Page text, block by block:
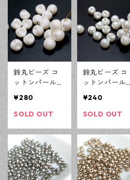
ンドメイド資材
【en工房】
【en工房】
鈴丸ビーズ コ
ットンパール風
脂 アクリルビ
ーズ アクセサ
ンドメイド資材
【en工房】
¥280
SOLD OUT
鈴丸ビーズ コ
ットンパール風
アクリルビーズ
アクセサリーパ
イド資材 【en
工房】
¥240
SOLD OUT